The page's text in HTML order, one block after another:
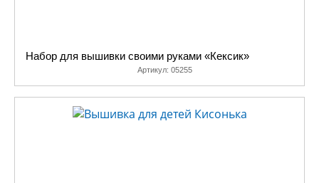
Набор для вышивки своими руками «Кексик»
Артикул: 05255